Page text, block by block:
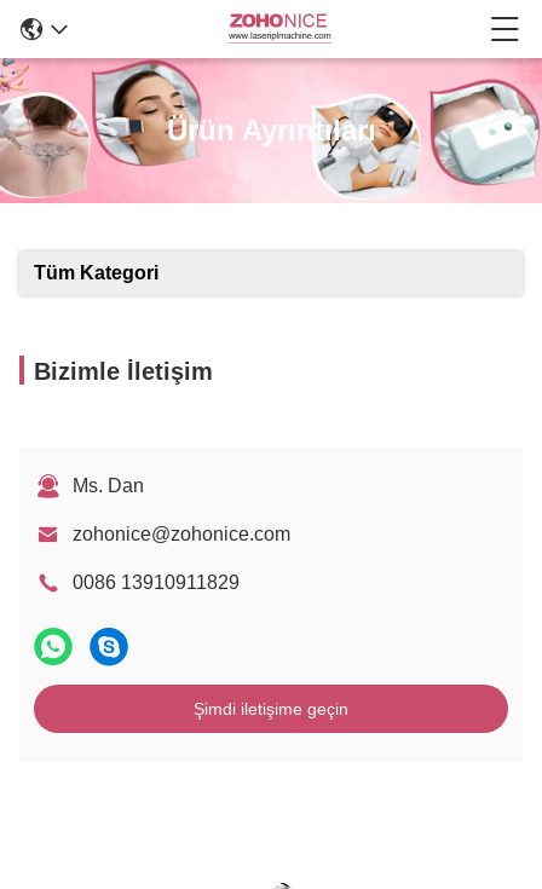
Ürün Ayrıntıları
Tüm Kategori
Bizimle İletişim
Ms. Dan
zohonice@zohonice.com
0086 13910911829
Şimdi iletişime geçin